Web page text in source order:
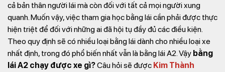
Không có sản phẩm nào trong giỏ hàng
cả bản thân người lái mà còn đối với tất cả mọi người xung
quanh. Muốn vậy, việc tham gia học bằng lái cần phải được thực
hiện triệt để đối với những ai đã hội tụ đầy đủ các điều kiện.
Theo quy định sẽ có nhiều loại bằng lái dành cho nhiều loại xe
nhất định, trong đó phổ biến nhất vẫn là bằng lái A2. Vậy bằng
lái A2 chạy được xe gì?Câu hỏi sẽ được Kim Thành